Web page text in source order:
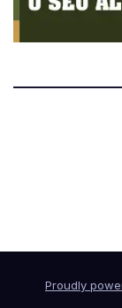
Proudly